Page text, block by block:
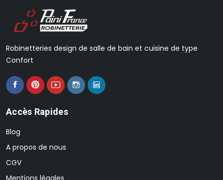
Robinetteries design de salle de bain et cuisine de type
Confort
Accès Rapides
Blog
A propos de nous
CGV